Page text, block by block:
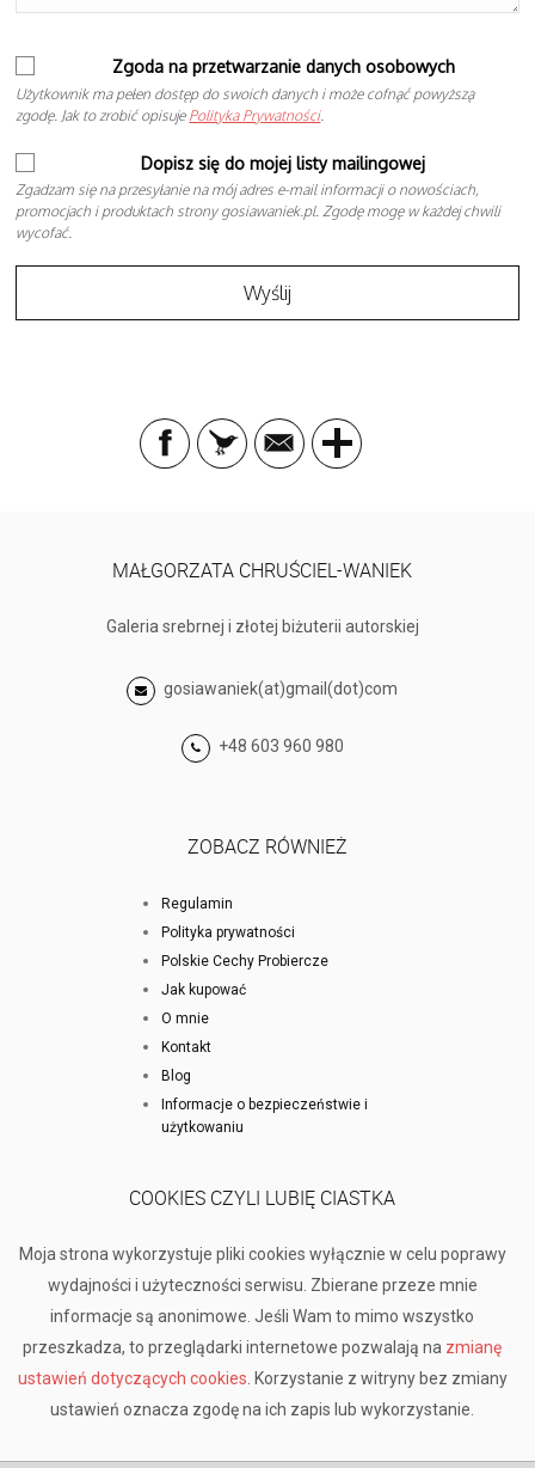
Zgoda na przetwarzanie danych osobowych
Użytkownik ma pełen dostęp do swoich danych i może cofnąć powyższą
zgodę. Jak to zrobić opisuje Polityka Prywatności.
Dopisz się do mojej listy mailingowej
Zgadzam się na przesyłanie na mój adres e-mail informacji o nowościach,
promocjach i produktach strony gosiawaniek.pl. Zgodę mogę w każdej chwili
wycofać.
MAŁGORZATA CHRUŚCIEL-WANIEK
Galeria srebrnej i złotej biżuterii autorskiej
gosiawaniek(at)gmail(dot)com
+48 603 960 980
ZOBACZ RÓWNIEŻ
Regulamin
Polityka prywatności
Polskie Cechy Probiercze
Jak kupować
O mnie
Kontakt
Blog
Informacje o bezpieczeństwie i
użytkowaniu
COOKIES CZYLI LUBIĘ CIASTKA
Moja strona wykorzystuje pliki cookies wyłącznie w celu poprawy
wydajności i użyteczności serwisu. Zbierane przeze mnie
informacje są anonimowe. Jeśli Wam to mimo wszystko
przeszkadza, to przeglądarki internetowe pozwalają na zmianę
ustawień dotyczących cookies . Korzystanie z witryny bez zmiany
ustawień oznacza zgodę na ich zapis lub wykorzystanie.